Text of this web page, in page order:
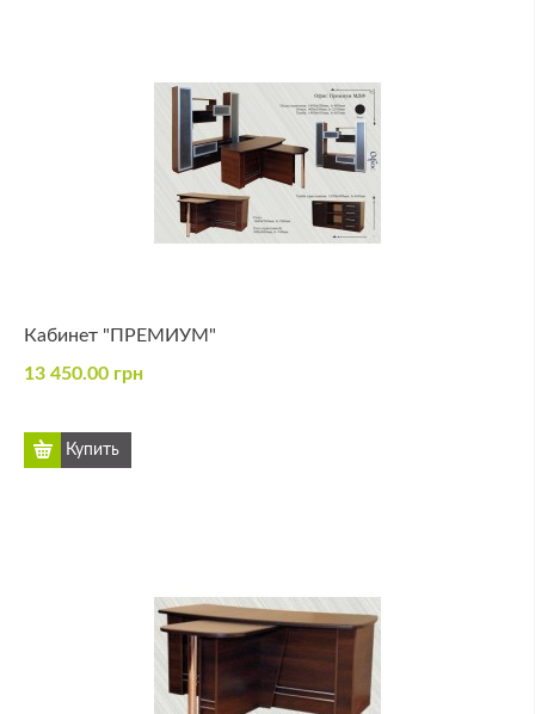
Кабинет "ПРЕМИУМ"
13 450.00 грн